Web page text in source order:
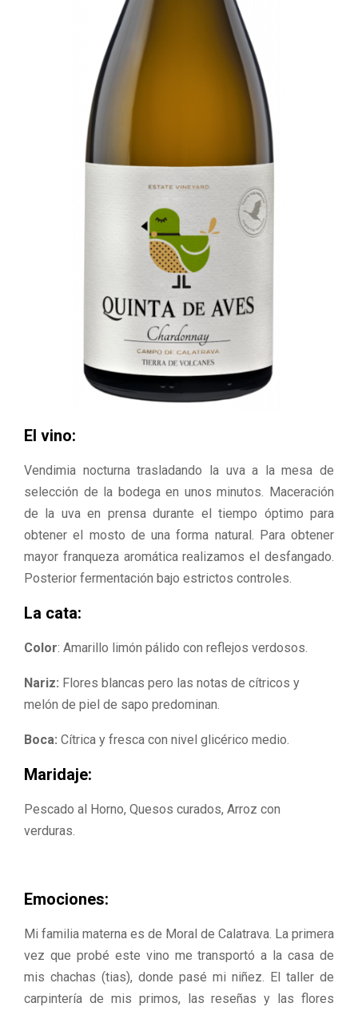
El vino:
Vendimia nocturna trasladando la uva a la mesa de
selección de la bodega en unos minutos. Maceración
de la uva en prensa durante el tiempo óptimo para
obtener el mosto de una forma natural. Para obtener
mayor franqueza aromática realizamos el desfangado.
Posterior fermentación bajo estrictos controles.
La cata:
Color: Amarillo limón pálido con reflejos verdosos.
Nariz: Flores blancas pero las notas de cítricos y
melón de piel de sapo predominan.
Boca: Cítrica y fresca con nivel glicérico medio.
Maridaje:
Pescado al Horno, Quesos curados, Arroz con
verduras.
Emociones:
Mi familia materna es de Moral de Calatrava. La primera
vez que probé este vino me transportó a la casa de
mis chachas (tias), donde pasé mi niñez. El taller de
carpintería de mis primos, las reseñas y las flores